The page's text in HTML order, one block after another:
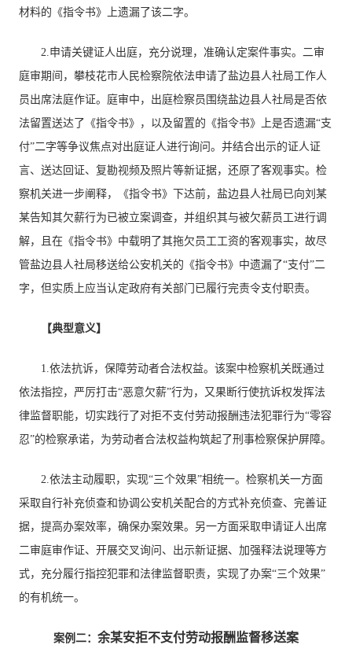
材料的《指令书》上遗漏了该二字。
2.申请关键证人出庭，充分说理，准确认定案件事实。二审
庭审期间，攀枝花市人民检察院依法申请了盐边县人社局工作人
员出席法庭作证。庭审中，出庭检察员围绕盐边县人社局是否依
法留置送达了《指令书》，以及留置的《指令书》上是否遗漏“支
付”二字等争议焦点对出庭证人进行询问。并结合出示的证人证
言、送达回证、复勘视频及照片等新证据，还原了客观事实。检
察机关进一步阐释，《指令书》下达前，盐边县人社局已向刘某
某告知其欠薪行为已被立案调查，并组织其与被欠薪员工进行调
解，且在《指令书》中载明了其拖欠员工工资的客观事实，故尽
管盐边县人社局移送给公安机关的《指令书》中遗漏了“支付”二
字，但实质上应当认定政府有关部门已履行完责令支付职责。
【典型意义】
1.依法抗诉，保障劳动者合法权益。该案中检察机关既通过
依法指控，严厉打击“恶意欠薪”行为，又果断行使抗诉权发挥法
律监督职能，切实践行了对拒不支付劳动报酬违法犯罪行为“零容
忍”的检察承诺，为劳动者合法权益构筑起了刑事检察保护屏障。
2.依法主动履职，实现“三个效果”相统一。检察机关一方面
采取自行补充侦查和协调公安机关配合的方式补充侦查、完善证
据，提高办案效率，确保办案效果。另一方面采取申请证人出席
二审庭审作证、开展交叉询问、出示新证据、加强释法说理等方
式，充分履行指控犯罪和法律监督职责，实现了办案“三个效果”
的有机统一。
案例二： 余某安拒不支付劳动报酬监督移送案